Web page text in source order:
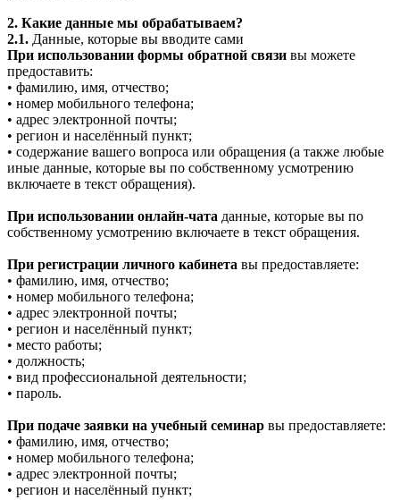
2. Какие данные мы обрабатываем?
2.1. Данные, которые вы вводите сами
При использовании формы обратной связи вы можете
предоставить:
• фамилию, имя, отчество;
• номер мобильного телефона;
• адрес электронной почты;
• регион и населённый пункт;
• содержание вашего вопроса или обращения (а также любые
иные данные, которые вы по собственному усмотрению
включаете в текст обращения).
При использовании онлайн-чата данные, которые вы по
собственному усмотрению включаете в текст обращения.
При регистрации личного кабинета вы предоставляете:
• фамилию, имя, отчество;
• номер мобильного телефона;
• адрес электронной почты;
• регион и населённый пункт;
• место работы;
• должность;
• вид профессиональной деятельности;
• пароль.
При подаче заявки на учебный семинар вы предоставляете:
• фамилию, имя, отчество;
• номер мобильного телефона;
• адрес электронной почты;
• регион и населённый пункт;